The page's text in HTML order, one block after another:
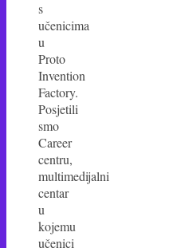
s
učenicima
u
Proto
Invention
Factory.
Posjetili
smo
Career
centru,
multimedijalni
centar
u
kojemu
učenici